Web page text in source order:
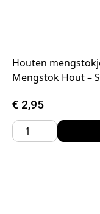
Houten
Mengstok Hout –
€ 2,95